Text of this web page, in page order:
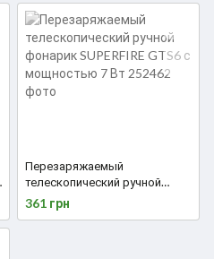
Перезаряжаемый
телескопический ручной
фонарик SUPERFIRE GTS6 с
мощностью 7 Вт
361 грн